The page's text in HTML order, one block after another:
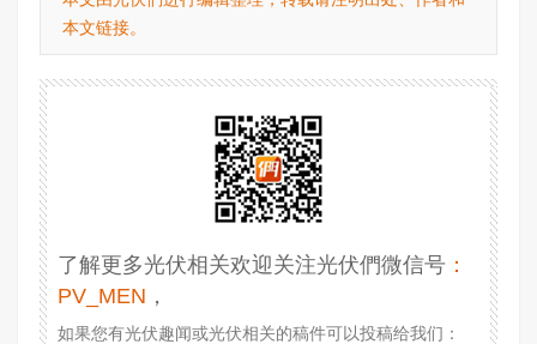
本文链接。
了解更多光伏相关欢迎关注光伏們微信号 ：
PV_MEN ，
如果您有光伏趣闻或光伏相关的稿件可以投稿给我们：